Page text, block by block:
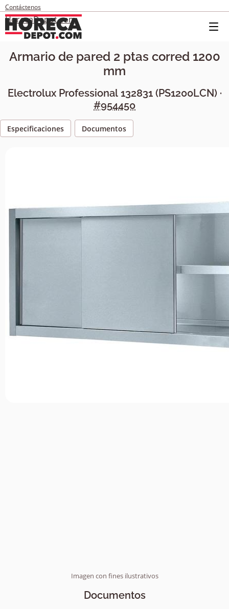
Contáctenos
HorecaDepot.com
Armario de pared 2 ptas corred 1200
mm
Electrolux Professional 132831(PS1200LCN) ·
#954450
Especificaciones Documentos
Imagen con fines ilustrativos
Documentos